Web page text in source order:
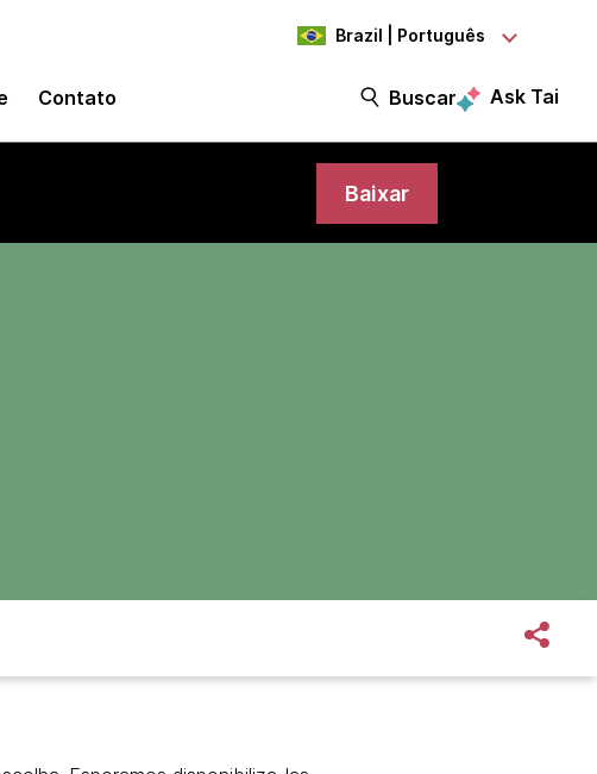
Brazil | Português
Contato Buscar Ask Tai
Baixar